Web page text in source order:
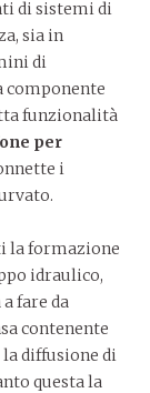
di sistemi di
sia in
di
componente
funzionalità
per
i
la formazione
idraulico,
fare da
contenente
la diffusione di
questa la